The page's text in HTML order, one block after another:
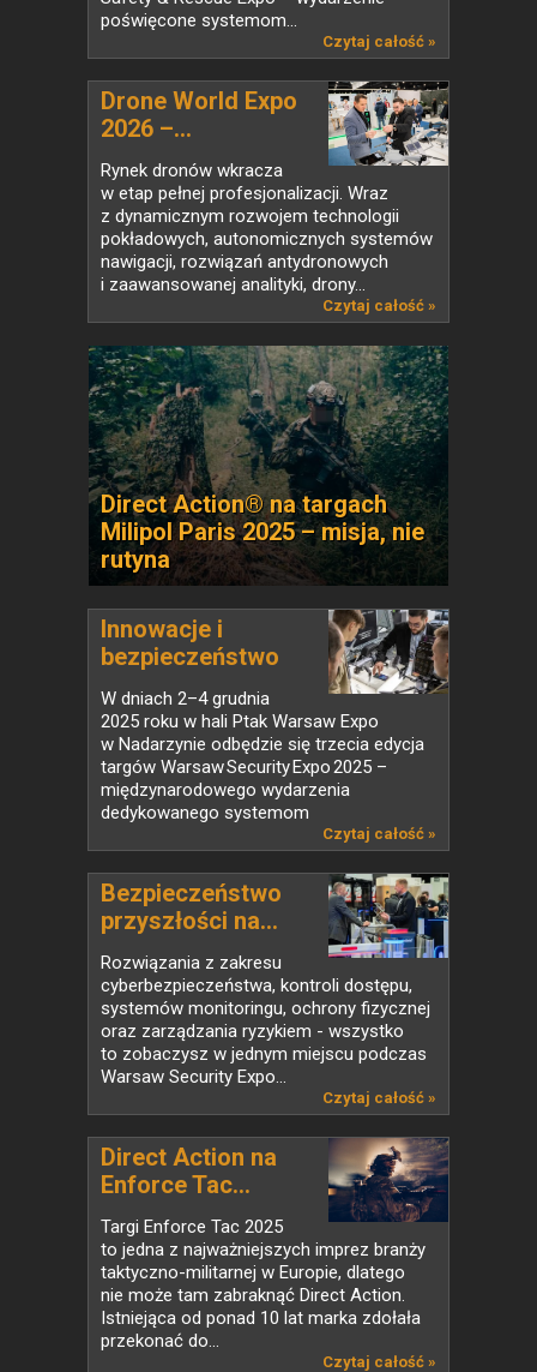
poświęcone systemom...
Czytaj całość »
Drone World Expo
2026 –...
Rynek dronów wkracza
w etap pełnej profesjonalizacji. Wraz
z dynamicznym rozwojem technologii
pokładowych, autonomicznych systemów
nawigacji, rozwiązań antydronowych
i zaawansowanej analityki, drony...
Czytaj całość »
Direct Action® na targach
Milipol Paris 2025 – misja, nie
rutyna
Innowacje i
bezpieczeństwo
w...
W dniach 2–4 grudnia
2025 roku w hali Ptak Warsaw Expo
w Nadarzynie odbędzie się trzecia edycja
targów Warsaw Security Expo 2025 –
międzynarodowego wydarzenia
dedykowanego systemom
Czytaj całość »
Bezpieczeństwo
przyszłości na...
Rozwiązania z zakresu
cyberbezpieczeństwa, kontroli dostępu,
systemów monitoringu, ochrony fizycznej
oraz zarządzania ryzykiem - wszystko
to zobaczysz w jednym miejscu podczas
Warsaw Security Expo...
Czytaj całość »
Direct Action na
Enforce Tac...
Targi Enforce Tac 2025
to jedna z najważniejszych imprez branży
taktyczno-militarnej w Europie, dlatego
nie może tam zabraknąć Direct Action.
Istniejąca od ponad 10 lat marka zdołała
przekonać do...
Czytaj całość »